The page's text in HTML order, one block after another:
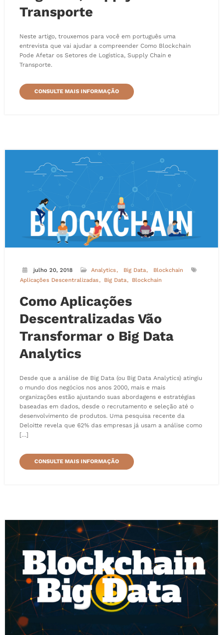
Transporte
Neste artigo, trouxemos para você em português uma
entrevista que vai ajudar a compreender Como Blockchain
Pode Afetar os Setores de Logística, Supply Chain e
Transporte.
CONSULTE MAIS INFORMAÇÃO
julho 20, 2018 Analytics Big Data
Blockchain
Aplicações Descentralizadas
Big Data Blockchain
Como Aplicações
Descentralizadas Vão
Transformar o Big Data
Analytics
Desde que a análise de Big Data (ou Big Data Analytics) atingiu
o mundo dos negócios nos anos 2000, mais e mais
organizações estão ajustando suas abordagens e estratégias
baseadas em dados, desde o recrutamento e seleção até o
desenvolvimento de produtos. Uma pesquisa recente da
Deloitte revela que 62% das empresas já usam a análise como
[…]
CONSULTE MAIS INFORMAÇÃO